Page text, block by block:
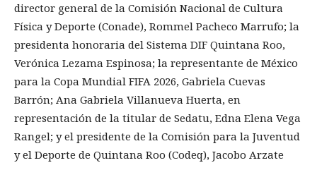
director general de la Comisión Nacional de Cultura
Física y Deporte (Conade), Rommel Pacheco Marrufo; la
presidenta honoraria del Sistema DIF Quintana Roo,
Verónica Lezama Espinosa; la representante de México
para la Copa Mundial FIFA 2026, Gabriela Cuevas
Barrón; Ana Gabriela Villanueva Huerta, en
representación de la titular de Sedatu, Edna Elena Vega
Rangel; y el presidente de la Comisión para la Juventud
y el Deporte de Quintana Roo (Codeq), Jacobo Arzate